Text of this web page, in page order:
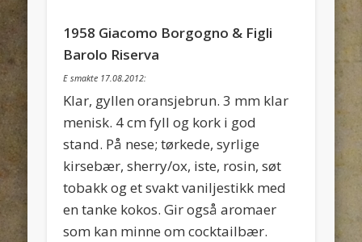
1958 Giacomo Borgogno & Figli
Barolo Riserva
E smakte 17.08.2012:
Klar, gyllen oransjebrun. 3 mm klar
menisk. 4 cm fyll og kork i god
stand. På nese; tørkede, syrlige
kirsebær, sherry/ox, iste, rosin, søt
tobakk og et svakt vaniljestikk med
en tanke kokos. Gir også aromaer
som kan minne om cocktailbær.